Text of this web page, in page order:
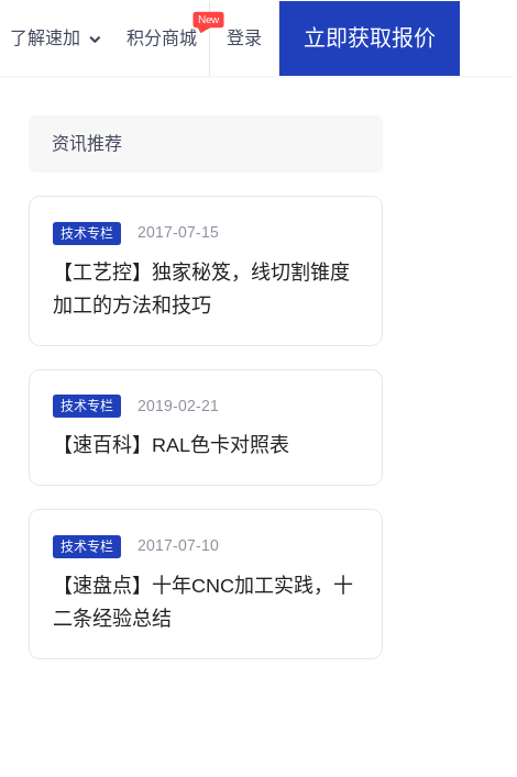
了解速加 积分商城
New
登录 立即获取报价
资讯推荐
技术专栏 2017-07-15
【工艺控】独家秘笈，线切割锥度
加工的方法和技巧
技术专栏 2019-02-21
【速百科】RAL色卡对照表
技术专栏 2017-07-10
【速盘点】十年CNC加工实践，十
二条经验总结